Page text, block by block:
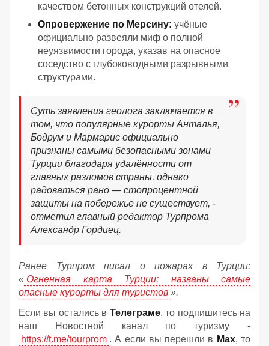
качеством бетонных конструкций отелей.
Опровержение по Мерсину: учёные
официально развеяли миф о полной
неуязвимости города, указав на опасное
соседство с глубоководными разрывными
структурами.
Суть заявления геолога заключается в
том, что популярные курорты Анталья,
Бодрум и Мармарис официально
признаны самыми безопасными зонами
Турции благодаря удалённости от
главных разломов страны, однако
радоваться рано — стопроцентной
защиты на побережье не существует, -
отметил главный редактор Турпрома
Александр Гордиец.
Ранее Турпром писал о пожарах в Турции:
« Огненная карта Турции: названы самые
опасные курорты для туристов ».
Если вы остались в Телеграме, то подпишитесь на
наш Новостной канал по туризму -
https://t.me/tourprom . А если вы перешли в Мах, то